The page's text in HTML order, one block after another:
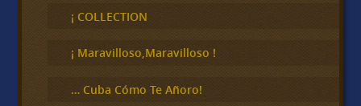
c
a
¡ COLLECTION
¡ Maravilloso,Maravilloso !
… Cuba Cómo Te Añoro!